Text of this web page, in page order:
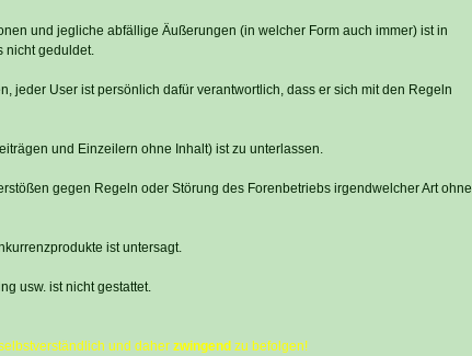
und jegliche abfällige Äußerungen (in welcher Form auch immer) ist in
nicht geduldet.
jeder User ist persönlich dafür verantwortlich, dass er sich mit den Regeln
und Einzeilern ohne Inhalt) ist zu unterlassen.
gegen Regeln oder Störung des Forenbetriebs irgendwelcher Art ohne
ist untersagt.
usw. ist nicht gestattet.
und daher zwingendzu befolgen!